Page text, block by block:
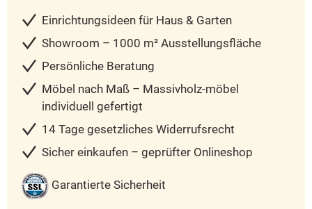
Einrichtungsideen für Haus & Garten
Showroom – 1000 m² Ausstellungsfläche
Persönliche Beratung
Möbel nach Maß – Massivholz-möbel
individuell gefertigt
14 Tage gesetzliches Widerrufsrecht
Sicher einkaufen – geprüfter Onlineshop
Garantierte Sicherheit